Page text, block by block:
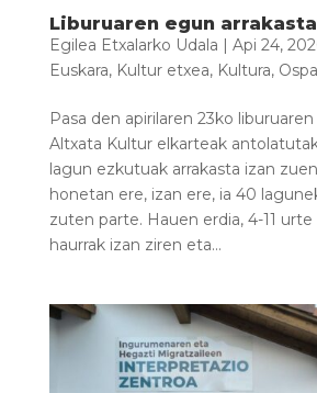
Liburuaren egun
Egilea Etxalarko Udala | Api 24,
Euskara, Kultur etxea, Kultura,
Pasa den apirilaren 23ko
Altxata Kultur elkarteak
lagun ezkutuak arrakasta izan
honetan ere, izan ere, ia 40
zuten parte. Hauen erdia, 4-11
haurrak izan ziren eta...